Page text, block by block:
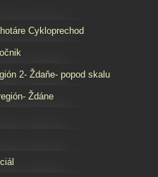
Cykloprechod
2- Ždaňe- popod skalu
Ždáne